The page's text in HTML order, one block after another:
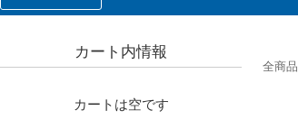
全商品
カート内情報
カートは空です